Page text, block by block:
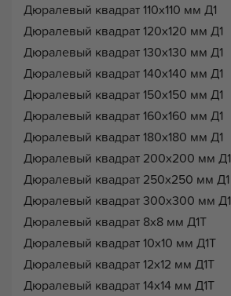
Дюралевый квадрат 110х110 мм Д1
Дюралевый квадрат 120х120 мм Д1
Дюралевый квадрат 130х130 мм Д1
Дюралевый квадрат 140х140 мм Д1
Дюралевый квадрат 150х150 мм Д1
Дюралевый квадрат 160х160 мм Д1
Дюралевый квадрат 180х180 мм Д1
Дюралевый квадрат 200х200 мм Д1
Дюралевый квадрат 250х250 мм Д1
Дюралевый квадрат 300х300 мм Д1
Дюралевый квадрат 8х8 мм Д1Т
Дюралевый квадрат 10х10 мм Д1Т
Дюралевый квадрат 12х12 мм Д1Т
Дюралевый квадрат 14х14 мм Д1Т